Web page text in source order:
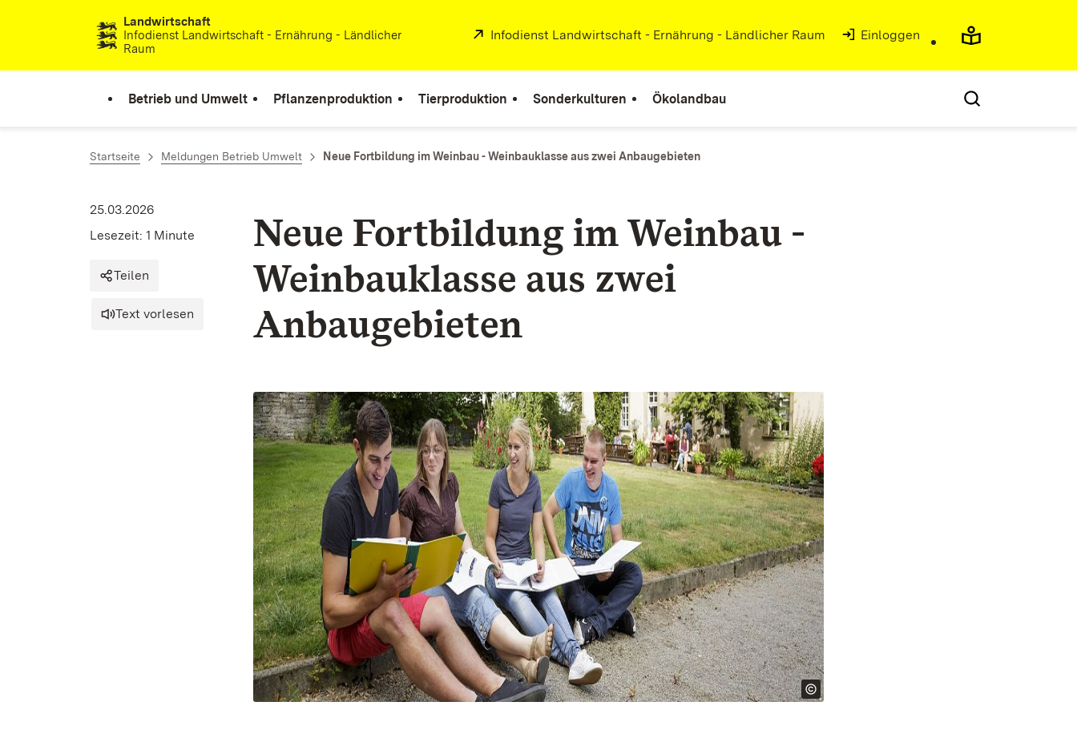
Zum Inhalt springen
Landwirtschaft
Infodienst Landwirtschaft - Ernährung - Ländlicher
Raum
Extern:
Infodienst Landwirtschaft - Ernährung - Ländlicher Raum (Öffnet in neuem Fenster)
Einloggen
Betrieb und Umwelt Pflanzenproduktion Tierproduktion Sonderkulturen Ökolandbau
Startseite Meldungen Betrieb Umwelt Neue Fortbildung im Weinbau - Weinbauklasse aus zwei Anbaugebieten
Neue Fortbildung im Weinbau -
Weinbauklasse aus zwei
Anbaugebieten
25.03.2026
Lesezeit: 1 Minute
Teilen
Text vorlesen